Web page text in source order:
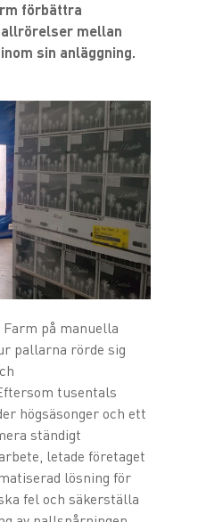
förbättra
mellan
sin anläggning.
på manuella
pallarna rörde sig
tusentals
högsäsonger och ett
ständigt
letade företaget
lösning för
fel och säkerställa